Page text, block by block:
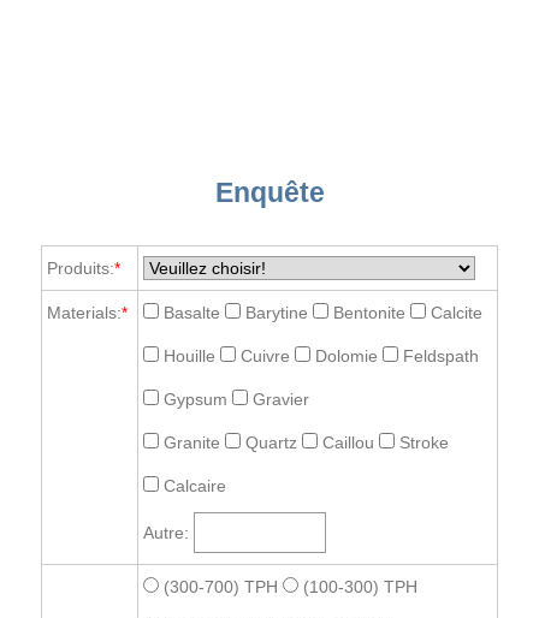
Enquête
Produits:*
Materials:* Basalte Barytine Bentonite Calcite
Houille Cuivre Dolomie Feldspath
Gypsum Gravier
Granite Quartz Caillou Stroke
Calcaire
Autre:
(300-700) TPH (100-300) TPH